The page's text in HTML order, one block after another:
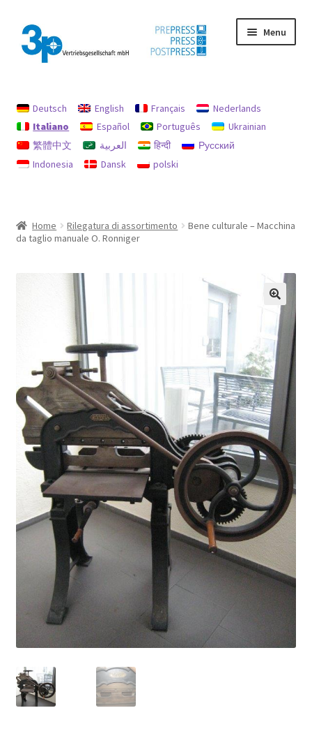
Vai
alla
navigazione
Vai
al
contenuto
Menu
Il mio conto
impronta
Deutsch English Français
Nederlands
Italiano
Español Português
Ukrainian
繁體中文
العربية हिन्दी
Русский
Indonesia
Dansk polski
Home Rilegatura di assortimento
Bene culturale – Macchina
da taglio manuale O. Ronniger